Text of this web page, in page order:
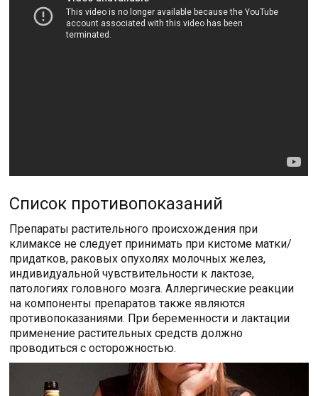
Список противопоказаний
Препараты растительного происхождения при
климаксе не следует принимать при кистоме матки/
придатков, раковых опухолях молочных желез,
индивидуальной чувствительности к лактозе,
патологиях головного мозга. Аллергические реакции
на компоненты препаратов также являются
противопоказаниями. При беременности и лактации
применение растительных средств должно
проводиться с осторожностью.